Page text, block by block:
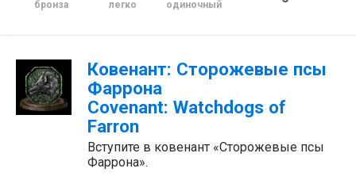
бронза
легко
одиночный
Ковенант: Сторожевые псы
Фаррона
Covenant: Watchdogs of
Farron
Вступите в ковенант «Сторожевые псы
Фаррона».